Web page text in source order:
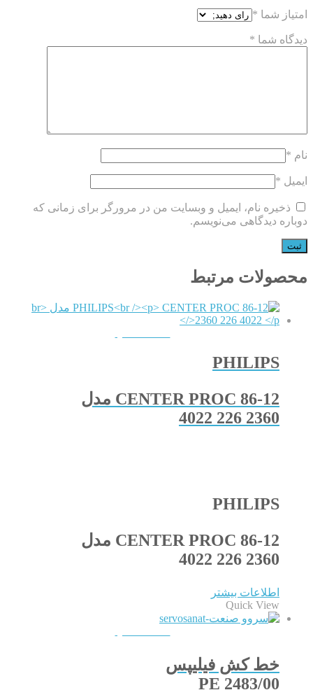
امتیاز شما *
دیدگاه شما *
نام *
ایمیل *
ذخیره نام، ایمیل و وبسایت من در مرورگر برای زمانی که
دوباره دیدگاهی می‌نویسم.
محصولات مرتبط
PHILIPS
CENTER PROC 86-12 مدل
2360 226 4022
PHILIPS
CENTER PROC 86-12 مدل
2360 226 4022
اطلاعات بیشتر
Quick View
خط کش فیلیپس
PE 2483/00